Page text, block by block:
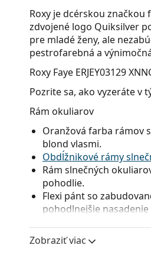
Roxy je dcérskou značkou
zdvojené logo Quiksilver
pre mladé ženy, ale
pestrofarebná a
Roxy Faye ERJEY03129
Pozrite sa, ako vyzeráte v
Rám okuliarov
Oranžová farba rámov
blond vlasmi.
Obdĺžnikové rámy
Rám slnečných
pohodlie.
Flexi pánt so
pohodlnejšie
Okuliarové šošovky
Zobraziť viac